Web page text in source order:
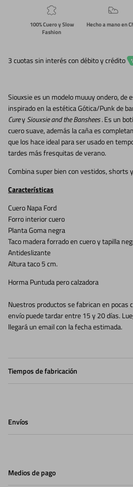
100% Cuero y Slow
Fashion
Hecho a mano en
3 cuotas sin interés con débito y crédito
Siouxsie es un modelo muuuy ondero, de
inspirado en la estética Gótica/Punk de
CureySiouxsie and the Banshees .Es un
cuero suave, además la caña es
que los hace ideal para ser usado en
tardes más fresquitas de verano.
Combina super bien con vestidos, shorts
Características
Cuero Napa Ford
Forro interior cuero
Planta Goma negra
Taco madera forrado en cuero y tapilla
Antideslizante
Altura taco 5 cm.
Horma Puntuda pero calzadora
Nuestros productos se fabrican en pocas
envío puede tardar entre 15 y 20 días.
llegará un email con la fecha estimada.
Tiempos de fabricación
Envíos
Medios de pago